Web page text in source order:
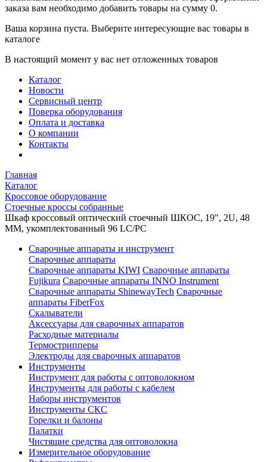
заказа вам необходимо добавить товары на сумму 0.
Ваша корзина пуста. Выберите интересующие вас товары в
каталоге
В настоящий момент у вас нет отложенных товаров
Каталог
Новости
Сервисный центр
Поверка оборудования
Оплата и доставка
О компании
Контакты
Главная
Каталог
Кроссовое оборудование
Стоечные кроссы собранные
Шкаф кроссовый оптический стоечный ШКОС, 19", 2U, 48
MM, укомплектованный 96 LC/PC
Сварочные аппараты и инструмент
Сварочные аппараты
Сварочные аппараты KIWI Сварочные аппараты
Fujikura Сварочные аппараты INNO Instrument
Сварочные аппараты ShinewayTech Cварочные
аппараты FiberFox
Скалыватели
Аксессуары для сварочных аппаратов
Расходные материалы
Термострипперы
Электроды для сварочных аппаратов
Инструменты
Инструмент для работы с оптоволокном
Инструменты для работы с кабелем
Наборы инструментов
Инструменты СКС
Горелки и балоны
Палатки
Чистящие средства для оптоволокна
Измерительное оборудование